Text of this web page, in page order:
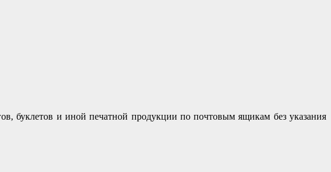
буклетов и иной печатной продукции по почтовым ящикам без указания